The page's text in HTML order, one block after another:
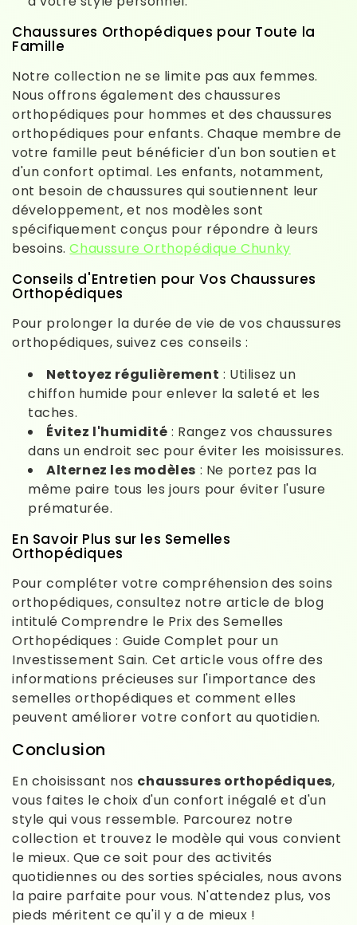
Chaussures Orthopédiques pour Toute la
Famille
Notre collection ne se limite pas aux femmes.
Nous offrons également des chaussures
orthopédiques pour hommes et des chaussures
orthopédiques pour enfants. Chaque membre de
votre famille peut bénéficier d'un bon soutien et
d'un confort optimal. Les enfants, notamment,
ont besoin de chaussures qui soutiennent leur
développement, et nos modèles sont
spécifiquement conçus pour répondre à leurs
besoins.Chaussure Orthopédique Chunky
Conseils d'Entretien pour Vos Chaussures
Orthopédiques
Pour prolonger la durée de vie de vos chaussures
orthopédiques, suivez ces conseils :
Nettoyez régulièrement : Utilisez un
chiffon humide pour enlever la saleté et les
taches.
Évitez l'humidité : Rangez vos chaussures
dans un endroit sec pour éviter les moisissures.
Alternez les modèles : Ne portez pas la
même paire tous les jours pour éviter l'usure
prématurée.
En Savoir Plus sur les Semelles
Orthopédiques
Pour compléter votre compréhension des soins
orthopédiques, consultez notre article de blog
intitulé Comprendre le Prix des Semelles
Orthopédiques : Guide Complet pour un
Investissement Sain. Cet article vous offre des
informations précieuses sur l'importance des
semelles orthopédiques et comment elles
peuvent améliorer votre confort au quotidien.
Conclusion
En choisissant nos chaussures orthopédiques,
vous faites le choix d'un confort inégalé et d'un
style qui vous ressemble. Parcourez notre
collection et trouvez le modèle qui vous convient
le mieux. Que ce soit pour des activités
quotidiennes ou des sorties spéciales, nous avons
la paire parfaite pour vous. N'attendez plus, vos
pieds méritent ce qu'il y a de mieux !